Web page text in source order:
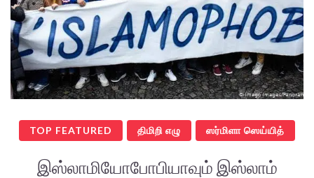
TOP FEATURED திமிறி எழு ஸர்மிளா ஸெய்யித்
இஸ்லாமியோபோபியாவும் இஸ்லாம்